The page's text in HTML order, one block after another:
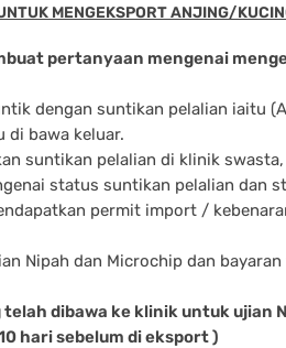
MENGEKSPORT ANJING/
pertanyaan mengenai
dengan suntikan pelalian iaitu
di bawa keluar.
suntikan pelalian di klinik
status suntikan pelalian dan
permit import /
Nipah dan Microchip dan
dibawa ke klinik untuk ujian
hari sebelum di eksport )